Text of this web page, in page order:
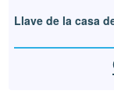
Llave de la casa